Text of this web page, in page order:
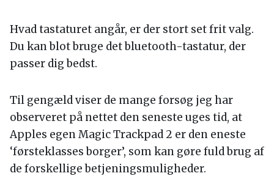
Hvad tastaturet angår, er der stort set frit valg.
Du kan blot bruge det bluetooth-tastatur, der
passer dig bedst.
Til gengæld viser de mange forsøg jeg har
observeret på nettet den seneste uges tid, at
Apples egen Magic Trackpad 2 er den eneste
‘førsteklasses borger’, som kan gøre fuld brug af
de forskellige betjeningsmuligheder.